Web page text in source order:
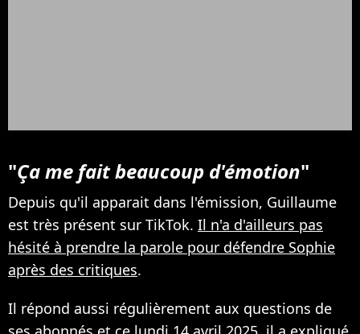
"Ça me fait beaucoup d'émotion"
Depuis qu'il apparait dans l'émission, Guillaume
est très présent sur TikTok. Il n'a d'ailleurs pas
hésité à prendre la parole pour défendre Sophie
après des critiques.
Il répond aussi régulièrement aux questions de